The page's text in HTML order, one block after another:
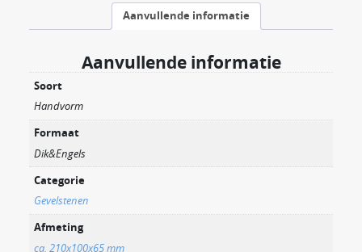
Aanvullende informatie
Aanvullende informatie
Soort
Handvorm
Formaat
Dik&Engels
Categorie
Gevelstenen
Afmeting
ca. 210x100x65 mm